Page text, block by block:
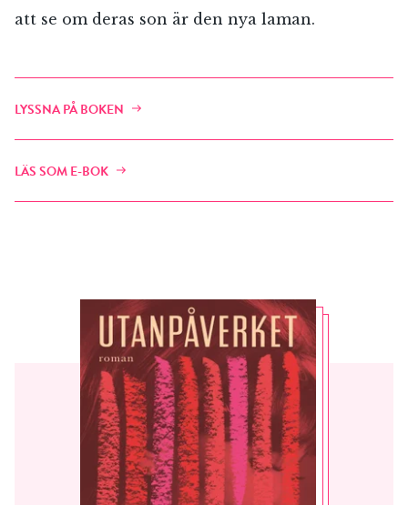
att se om deras son är den nya laman.
LYSSNA PÅ BOKEN
LÄS SOM E-BOK